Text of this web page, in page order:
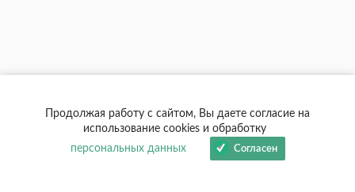
Тема для обсуждения №50.
Присоединяйтесь!
«Как отличить правду от лжи?» — вопрос, который в какой‑то
Продолжая работу с сайтом, Вы даете согласие на
использование cookies и обработку
персональных данных
Согласен